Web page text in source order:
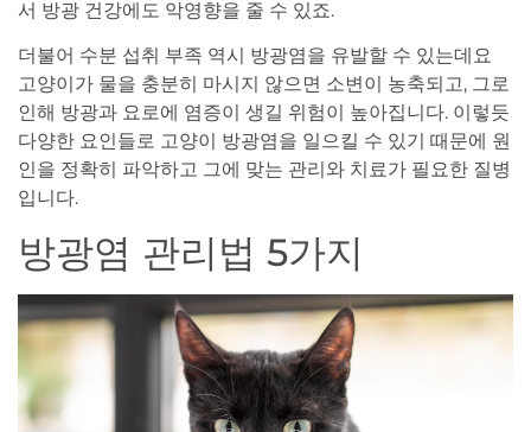
서 방광 건강에도 악영향을 줄 수 있죠.
더불어 수분 섭취 부족 역시 방광염을 유발할 수 있는데요
고양이가 물을 충분히 마시지 않으면 소변이 농축되고, 그로
인해 방광과 요로에 염증이 생길 위험이 높아집니다. 이렇듯
다양한 요인들로 고양이 방광염을 일으킬 수 있기 때문에 원
인을 정확히 파악하고 그에 맞는 관리와 치료가 필요한 질병
입니다.
방광염 관리법 5가지